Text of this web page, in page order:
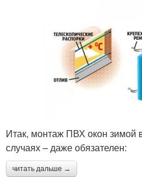
Итак, монтаж ПВХ окон зимой
случаях – даже обязателен:
читать дальше →